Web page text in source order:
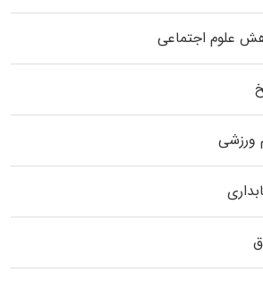
علوم اجتماعی
ورزشی